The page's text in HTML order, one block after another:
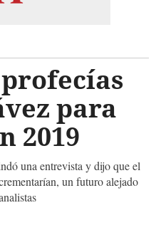
para
2019
una entrevista y dijo que el
un futuro alejado